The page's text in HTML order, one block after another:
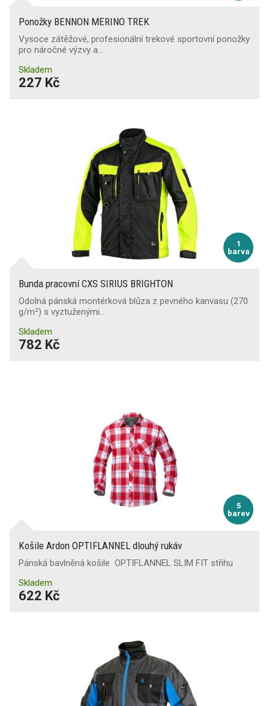
Ponožky BENNON MERINO TREK
Vysoce zátěžové, profesionální trekové sportovní ponožky
pro náročné výzvy a…
Skladem
227 Kč
1
barva
Bunda pracovní CXS SIRIUS BRIGHTON
Odolná pánská montérková blůza z pevného kanvasu (270
g/m²) s vyztuženými…
Skladem
782 Kč
5
barev
Košile Ardon OPTIFLANNEL dlouhý rukáv
Pánská bavlněná košile OPTIFLANNEL SLIM FIT střihu
Skladem
622 Kč